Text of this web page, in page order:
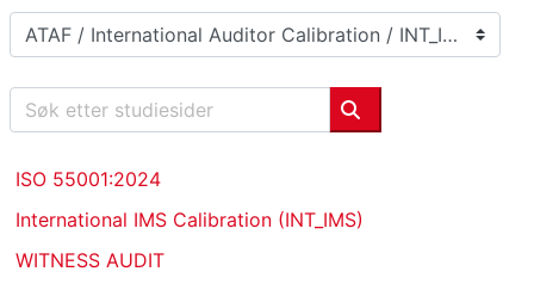
Kurskategorier
Søk etter studiesider
Søk etter
ISO 55001:2024
International IMS Calibration (INT_IMS)
WITNESS AUDIT